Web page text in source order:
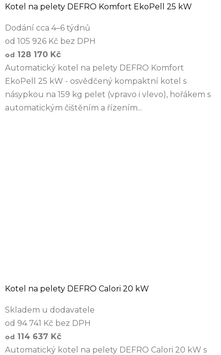
Kotel na pelety DEFRO Komfort EkoPell 25 kW
Dodání cca 4–6 týdnů
od 105 926 Kč bez DPH
od 128 170 Kč
Automatický kotel na pelety DEFRO Komfort
EkoPell 25 kW - osvědčený kompaktní kotel s
násypkou na 159 kg pelet (vpravo i vlevo), hořákem s
automatickým čištěním a řízením...
Kotel na pelety DEFRO Calori 20 kW
Skladem u dodavatele
od 94 741 Kč bez DPH
od 114 637 Kč
Automatický kotel na pelety DEFRO Calori 20 kW s